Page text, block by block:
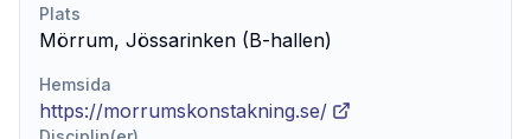
Plats
Mörrum, Jössarinken (B-hallen)
Hemsida
https://morrumskonstakning.se/